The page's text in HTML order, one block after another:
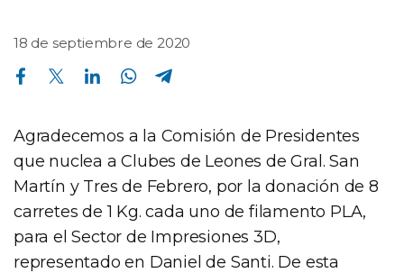
18 de septiembre de 2020
Compartir en Facebook Compartir en Twitter Compartir en Linkedin Compartir en Whatsapp
Agradecemos a la Comisión de Presidentes
que nuclea a Clubes de Leones de Gral. San
Martín y Tres de Febrero, por la donación de 8
carretes de 1 Kg. cada uno de filamento PLA,
para el Sector de Impresiones 3D,
representado en Daniel de Santi. De esta